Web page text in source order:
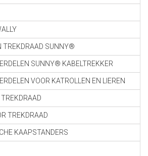
TREKDRAAD SUNNY®
SUNNY® KABELTREKKER
VOOR KATROLLEN EN LIEREN
TREKDRAAD
KAAPSTANDERS